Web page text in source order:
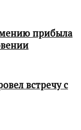
прибыла
встречу с